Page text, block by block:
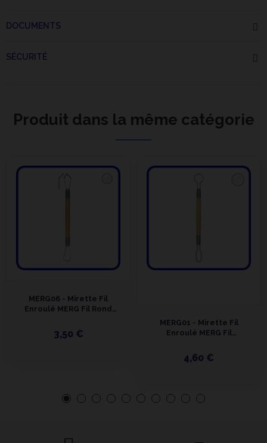
DOCUMENTS
SÉCURITÉ
Produit dans la même catégorie
MERG06 - Mirette Fil
Enroulé MERG Fil Rond
3,50 €
MERG01 - Mirette Fil
Enroulé MERG Fil
4,60 €